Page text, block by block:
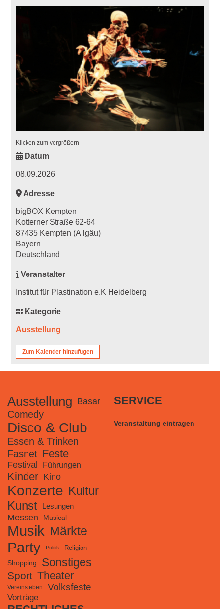
Klicken zum vergrößern
Datum
08.09.2026
Adresse
bigBOX Kempten
Kotterner Straße 62-64
87435 Kempten (Allgäu)
Bayern
Deutschland
Veranstalter
Institut für Plastination e.K Heidelberg
Kategorie
Ausstellung
Zum Kalender hinzufügen
Ausstellung Basar
Comedy
Disco & Club
Essen & Trinken
Fasnet Feste
Festival Führungen
Kinder Kino
Konzerte Kultur
Kunst Lesungen
Messen Musical
Musik Märkte
Party Politik Religion
Shopping Sonstiges
Sport Theater
Vereinsleben Volksfeste
Vorträge
SERVICE
Veranstaltung eintragen